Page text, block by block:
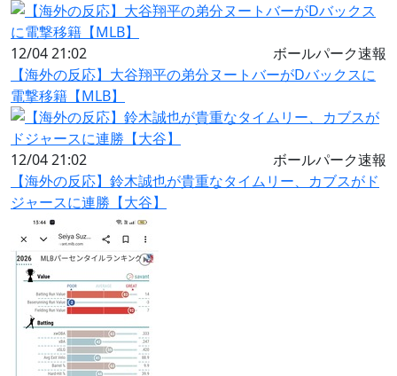
12/04 21:02
ボールパーク速報
【海外の反応】大谷翔平の弟分ヌートバーがDバックスに
電撃移籍【MLB】
12/04 21:02
ボールパーク速報
【海外の反応】鈴木誠也が貴重なタイムリー、カブスがド
ジャースに連勝【大谷】